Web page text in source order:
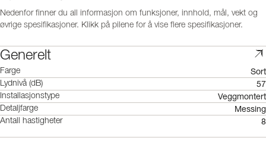
Nedenfor finner du all informasjon om funksjoner, innhold, mål, vekt og
øvrige spesifikasjoner. Klikk på pilene for å vise flere spesifikasjoner.
Generelt
Farge Sort
Lydnivå (dB) 57
Installasjonstype Veggmontert
Detaljfarge Messing
Antall hastigheter 8